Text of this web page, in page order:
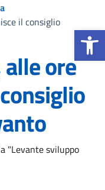
Apri la
il consiglio
ore
"Levante sviluppo